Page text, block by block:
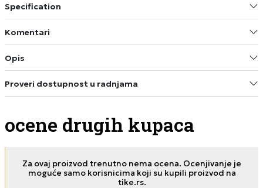
Specification
Komentari
Opis
Proveri dostupnost u radnjama
ocene drugih kupaca
Za ovaj proizvod trenutno nema ocena. Ocenjivanje je
moguće samo korisnicima koji su kupili proizvod na
tike.rs.